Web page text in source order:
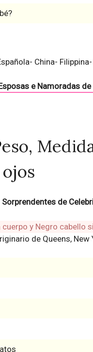
China-
e Namoradas
de
de Queens,